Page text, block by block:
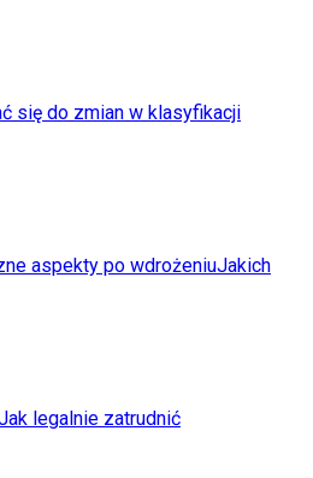
się do zmian w klasyfikacji
aspekty po wdrożeniuJakich
legalnie zatrudnić